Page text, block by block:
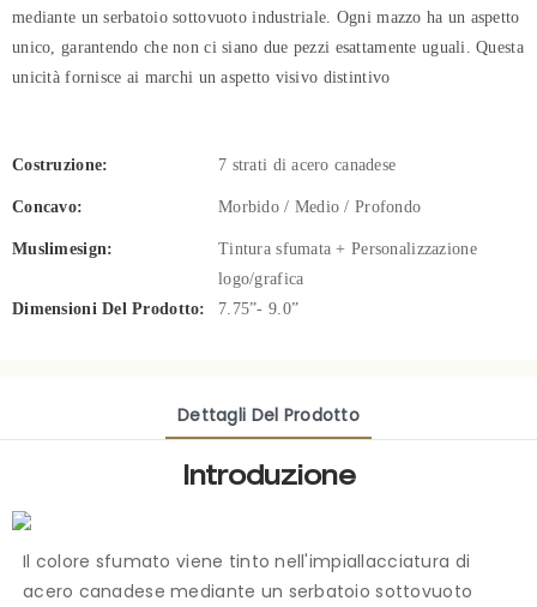
mediante un serbatoio sottovuoto industriale. Ogni mazzo ha un aspetto
unico, garantendo che non ci siano due pezzi esattamente uguali. Questa
unicità fornisce ai marchi un aspetto visivo distintivo
Costruzione: 7 strati di acero canadese
Concavo: Morbido / Medio / Profondo
Muslimesign:
Tintura sfumata + Personalizzazione
logo/grafica
Dimensioni Del Prodotto:
7.75”- 9.0”
Dettagli Del Prodotto
Introduzione
Il colore sfumato viene tinto nell'impiallacciatura di
acero canadese mediante un serbatoio sottovuoto